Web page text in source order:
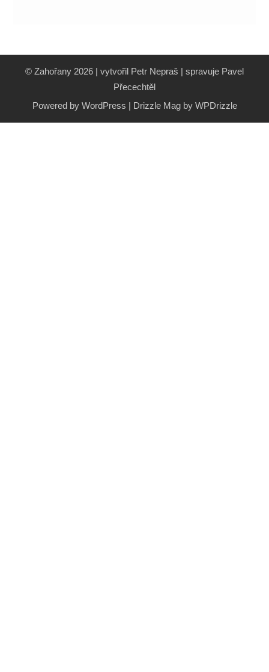
© Zahořany 2026 | vytvořil Petr Nepraš | spravuje Pavel
Přecechtěl
Powered by WordPress | Drizzle Mag by WPDrizzle